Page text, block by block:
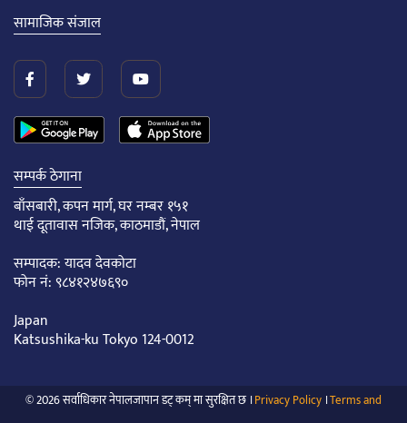
सामाजिक संजाल
सम्पर्क ठेगाना
बाँसबारी, कपन मार्ग, घर नम्बर १५१
थाई दूतावास नजिक, काठमाडौं, नेपाल
सम्पादक: यादव देवकोटा
फोन नं: ९८४१२४७६९०
Japan
Katsushika-ku Tokyo 124-0012
© 2026 सर्वाधिकार नेपालजापान डट् कम् मा सुरक्षित छ ।Privacy Policy ।Terms and